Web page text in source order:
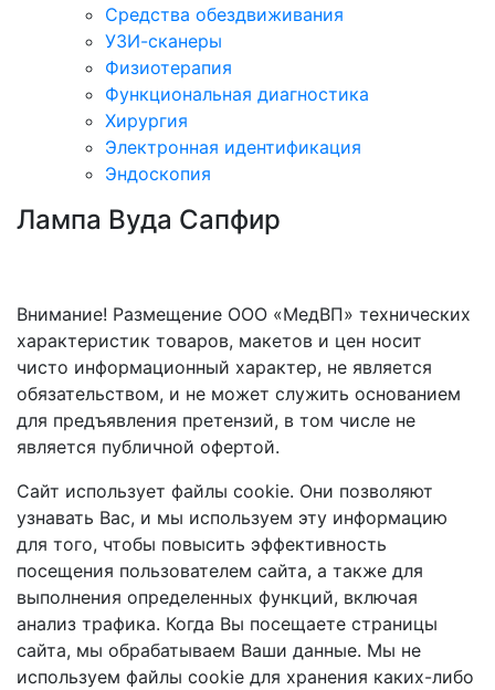
Средства обездвиживания
УЗИ-сканеры
Физиотерапия
Функциональная диагностика
Хирургия
Электронная идентификация
Эндоскопия
Лампа Вуда Сапфир
Внимание! Размещение ООО «МедВП» технических
характеристик товаров, макетов и цен носит
чисто информационный характер, не является
обязательством, и не может служить основанием
для предъявления претензий, в том числе не
является публичной офертой.
Сайт использует файлы cookie. Они позволяют
узнавать Вас, и мы используем эту информацию
для того, чтобы повысить эффективность
посещения пользователем сайта, а также для
выполнения определенных функций, включая
анализ трафика. Когда Вы посещаете страницы
сайта, мы обрабатываем Ваши данные. Мы не
используем файлы cookie для хранения каких-либо